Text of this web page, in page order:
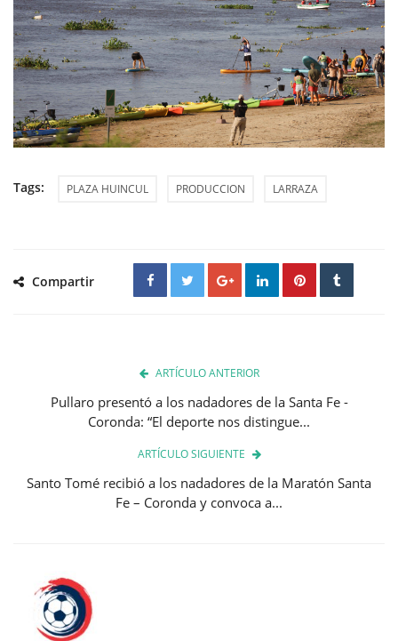
Tags: PLAZA HUINCUL PRODUCCION LARRAZA
Compartir
ARTÍCULO ANTERIOR
Pullaro presentó a los nadadores de la Santa Fe -
Coronda: “El deporte nos distingue...
ARTÍCULO SIGUIENTE
Santo Tomé recibió a los nadadores de la Maratón Santa
Fe – Coronda y convoca a...